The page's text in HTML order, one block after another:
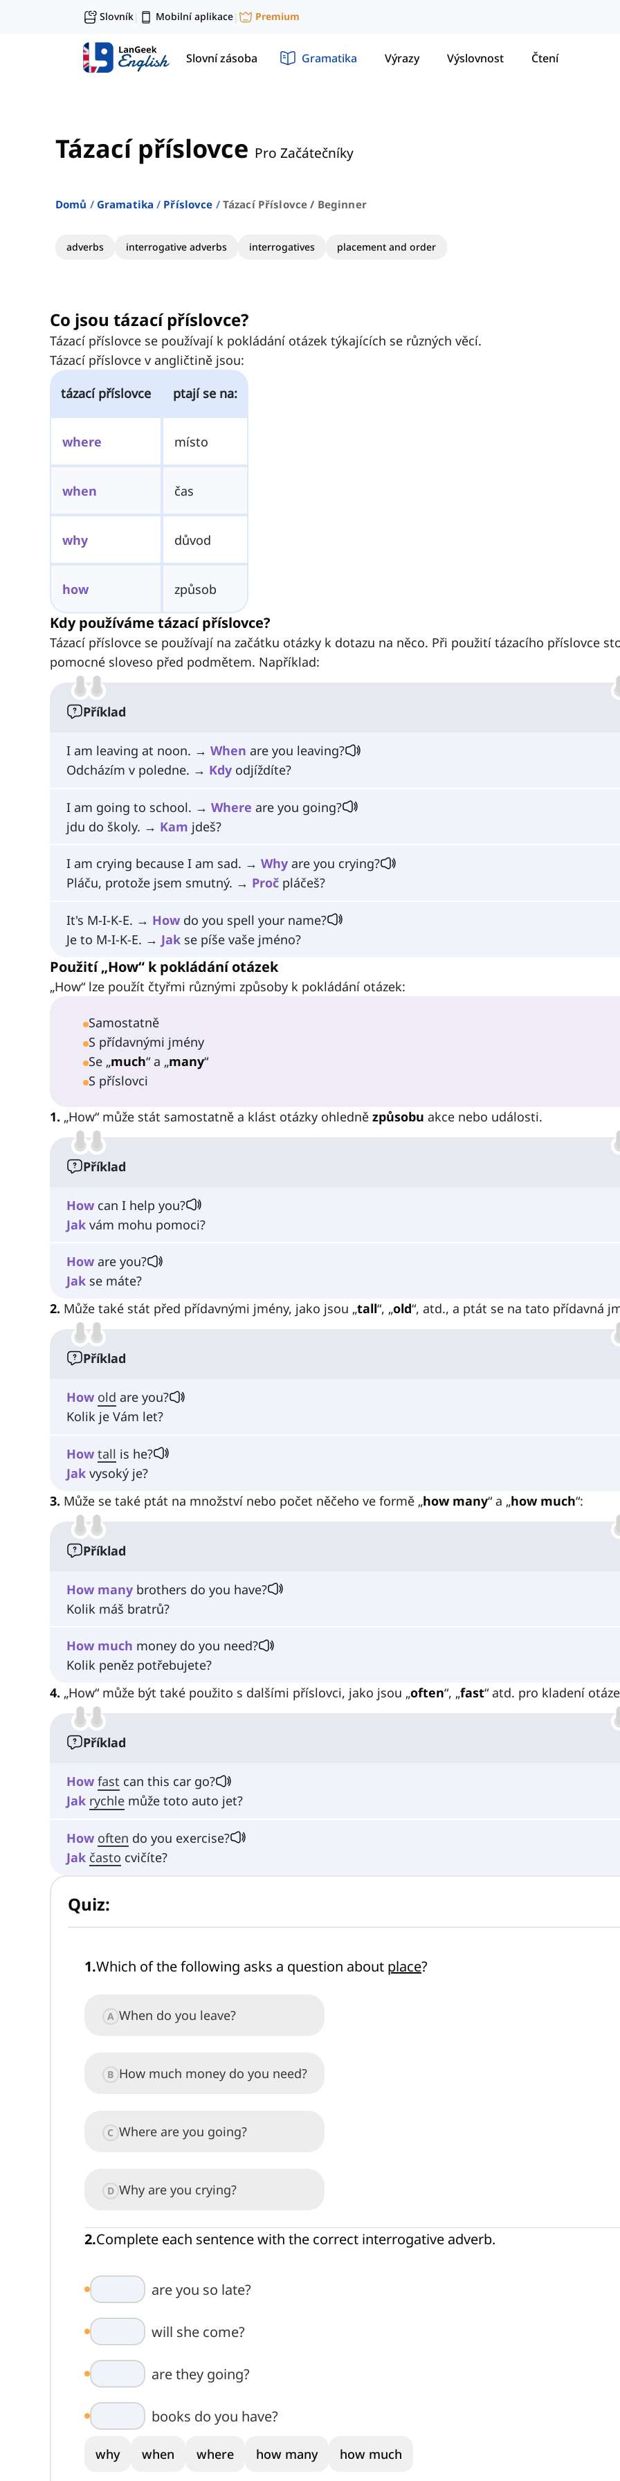
Slovník| Mobilní aplikace| Premium
Slovní zásoba Gramatika Výrazy Výslovnost Čtení
Tázací příslovce Pro Začátečníky
Domů Gramatika Příslovce Tázací Příslovce / Beginner
adverbs interrogative adverbs interrogatives placement and order
Co jsou tázací příslovce?
Tázací příslovce se používají k pokládání otázek týkajících se různých věcí.
Tázací příslovce v angličtině jsou:
tázací příslovce
ptají se na:
where místo
when čas
why důvod
how způsob
Kdy používáme tázací příslovce?
Tázací příslovce se používají na začátku otázky k dotazu na něco. Při použití tázacího příslovce
pomocné sloveso před podmětem. Například:
Příklad
I am leaving at noon. → When are you leaving?
Odcházím v poledne. → Kdy odjíždíte?
I am going to school. → Where are you going?
jdu do školy. → Kam jdeš?
I am crying because I am sad. → Why are you crying?
Pláču, protože jsem smutný. → Proč pláčeš?
It's M-I-K-E. → How do you spell your name?
Je to M-I-K-E. → Jak se píše vaše jméno?
Použití „How“ k pokládání otázek
„How“ lze použít čtyřmi různými způsoby k pokládání otázek:
Samostatně
S přídavnými jmény
Se „much“ a „many“
S příslovci
1. „How“ může stát samostatně a klást otázky ohledně způsobu akce nebo události.
Příklad
How can I help you?
Jak vám mohu pomoci?
How are you?
Jak se máte?
2. Může také stát před přídavnými jmény, jako jsou „tall“, „old“, atd., a ptát se na tato přídavná
Příklad
How old are you?
Kolik je Vám let?
How tall is he?
Jak vysoký je?
3. Může se také ptát na množství nebo počet něčeho ve formě „how many“ a „how much“:
Příklad
How many brothers do you have?
Kolik máš bratrů?
How much money do you need?
Kolik peněz potřebujete?
4. „How“ může být také použito s dalšími příslovci, jako jsou „often“, „fast“ atd. pro kladení
Příklad
How fast can this car go?
Jak rychle může toto auto jet?
How often do you exercise?
Jak často cvičíte?
Quiz:
1.Which of the following asks a question about place?
A When do you leave?
B How much money do you need?
C Where are you going?
D Why are you crying?
2.Complete each sentence with the correct interrogative adverb.
are you so late?
will she come?
are they going?
books do you have?
why when where how many how much